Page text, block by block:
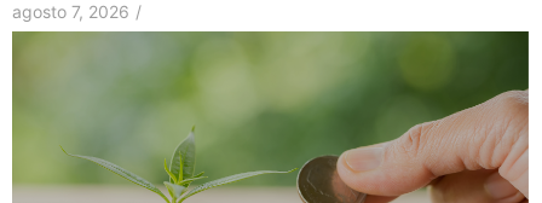
agosto 7, 2026 /